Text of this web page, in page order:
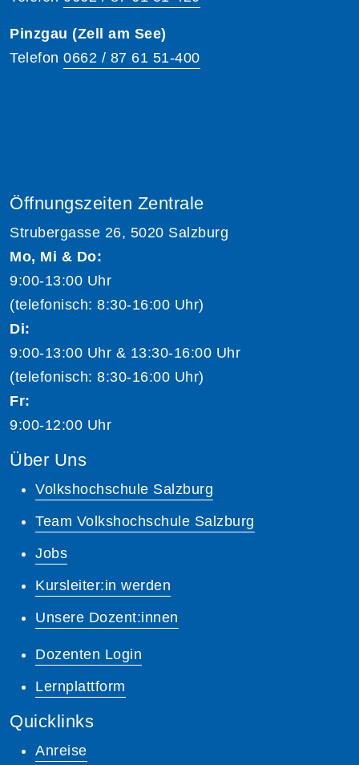
Pinzgau (Zell am See)
Telefon 0662 / 87 61 51-400
Öffnungszeiten Zentrale
Strubergasse 26, 5020 Salzburg
Mo, Mi & Do:
9:00-13:00 Uhr
(telefonisch: 8:30-16:00 Uhr)
Di:
9:00-13:00 Uhr & 13:30-16:00 Uhr
(telefonisch: 8:30-16:00 Uhr)
Fr:
9:00-12:00 Uhr
Über Uns
Volkshochschule Salzburg
Team Volkshochschule Salzburg
Jobs
Kursleiter:in werden
Unsere Dozent:innen
Dozenten Login
Lernplattform
Quicklinks
Anreise